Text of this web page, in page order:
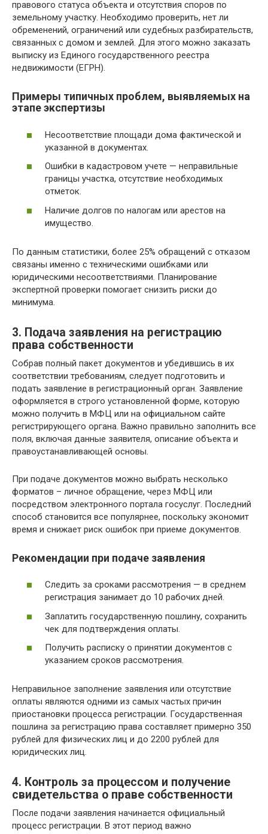
правового статуса объекта и отсутствия споров по
земельному участку. Необходимо проверить, нет ли
обременений, ограничений или судебных разбирательств,
связанных с домом и землей. Для этого можно заказать
выписку из Единого государственного реестра
недвижимости (ЕГРН).
Примеры типичных проблем, выявляемых на
этапе экспертизы
Несоответствие площади дома фактической и
указанной в документах.
Ошибки в кадастровом учете — неправильные
границы участка, отсутствие необходимых
отметок.
Наличие долгов по налогам или арестов на
имущество.
По данным статистики, более 25% обращений с отказом
связаны именно с техническими ошибками или
юридическими несоответствиями. Планирование
экспертной проверки помогает снизить риски до
минимума.
3. Подача заявления на регистрацию
права собственности
Собрав полный пакет документов и убедившись в их
соответствии требованиям, следует подготовить и
подать заявление в регистрационный орган. Заявление
оформляется в строго установленной форме, которую
можно получить в МФЦ или на официальном сайте
регистрирующего органа. Важно правильно заполнить все
поля, включая данные заявителя, описание объекта и
правоустанавливающей основы.
При подаче документов можно выбрать несколько
форматов – личное обращение, через МФЦ или
посредством электронного портала госуслуг. Последний
способ становится все популярнее, поскольку экономит
время и снижает риск ошибок при приеме документов.
Рекомендации при подаче заявления
Следить за сроками рассмотрения — в среднем
регистрация занимает до 10 рабочих дней.
Заплатить государственную пошлину, сохранить
чек для подтверждения оплаты.
Получить расписку о принятии документов с
указанием сроков рассмотрения.
Неправильное заполнение заявления или отсутствие
оплаты являются одними из самых частых причин
приостановки процесса регистрации. Государственная
пошлина за регистрацию права составляет примерно 350
рублей для физических лиц и до 2200 рублей для
юридических лиц.
4. Контроль за процессом и получение
свидетельства о праве собственности
После подачи заявления начинается официальный
процесс регистрации. В этот период важно